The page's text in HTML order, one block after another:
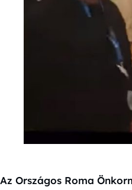
Az Országos Roma